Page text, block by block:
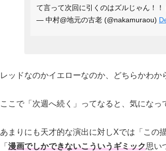
て言って次回に引くのはズルじゃん！！
— 中村@地元の古老 (@nakamuraou)
レッドなのかイエローなのか、どちらかわか
ここで「次週へ続く」ってなると、気になっ
あまりにも天才的な演出に対しXでは「この
「 漫画でしかできないこういうギミック思い